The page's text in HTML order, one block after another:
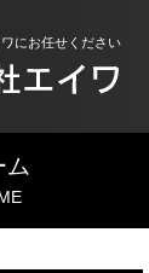
にお任せください
ム